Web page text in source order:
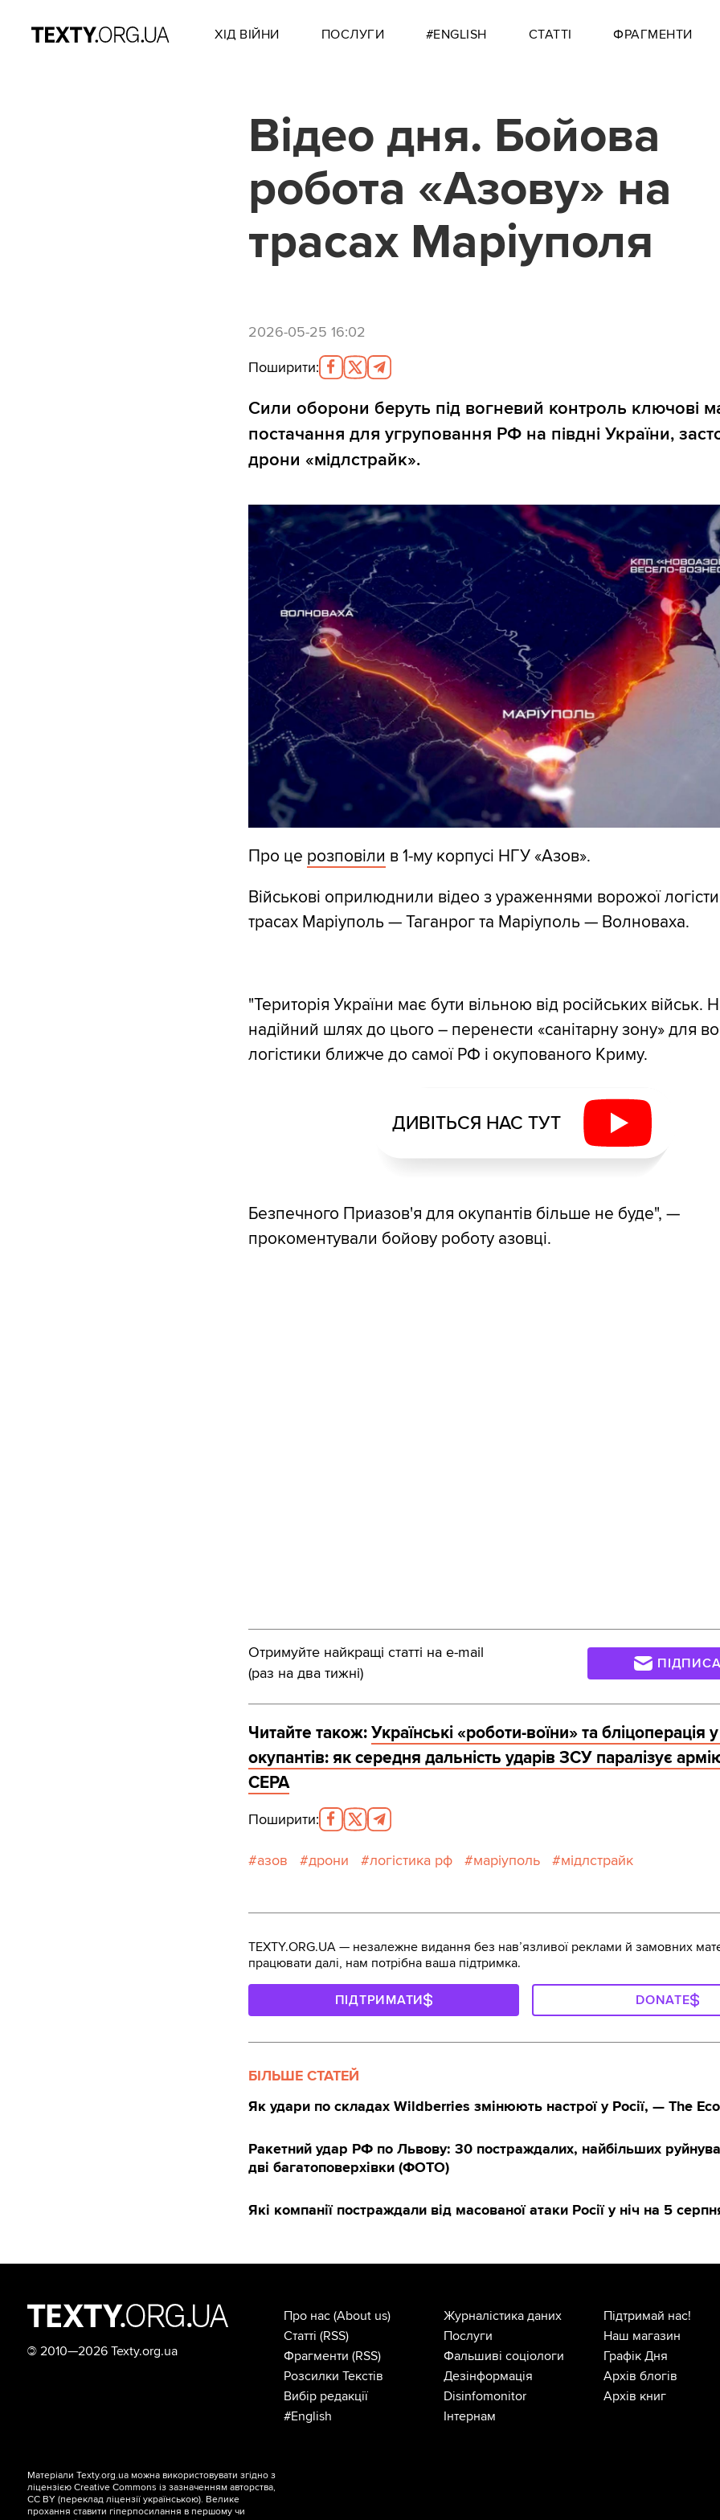
ХІД ВІЙНИ ПОСЛУГИ #ENGLISH СТАТТІ ФРАГМЕНТИ
Відео дня. Бойова
робота «Азову» на
трасах Маріуполя
2026-05-25 16:02
Поширити:
Сили оборони беруть під вогневий контроль ключові
постачання для угруповання РФ на півдні України,
дрони «мідлстрайк».
Про це розповіли в 1-му корпусі НГУ «Азов».
Військові оприлюднили відео з ураженнями ворожої
трасах Маріуполь — Таганрог та Маріуполь — Волноваха.
"Територія України має бути вільною від російських військ.
надійний шлях до цього – перенести «санітарну зону» для
логістики ближче до самої РФ і окупованого Криму.
ДИВІТЬСЯ НАС ТУТ
Безпечного Приазов'я для окупантів більше не буде", —
прокоментували бойову роботу азовці.
Отримуйте найкращі статті на e-mail
(раз на два тижні)
Читайте також: Українські «роботи-воїни» та бліцоперація
окупантів: як середня дальність ударів ЗСУ паралізує
CEPA
Поширити:
азов дрони логістика рф маріуполь мідлстрайк
TEXTY.ORG.UA — незалежне видання без навʼязливої реклами й замовних
працювати далі, нам потрібна ваша підтримка.
ПІДТРИМАТИ DONATE
БІЛЬШЕ СТАТЕЙ
Як удари по складах Wildberries змінюють настрої у Росії, — The
Ракетний удар РФ по Львову: 30 постраждалих, найбільших
дві багатоповерхівки (ФОТО)
Які компанії постраждали від масованої атаки Росії у ніч на 5
© 2010—2026 Texty.org.ua
Про нас (About us)
Статті (RSS)
Фрагменти (RSS)
Розсилки Текстів
Вибір редакції
#English
Журналістика даних
Послуги
Фальшиві соціологи
Дезінформація
Disinfomonitor
Інтернам
Підтримай нас!
Наш магазин
Графік Дня
Архів блогів
Архів книг
Матеріали Texty.org.ua можна використовувати згідно з
ліцензієюCreative Commons із зазначенням авторства,
CC BY (переклад ліцензіїукраїнською). Велике
прохання ставити гіперпосилання в першому чи